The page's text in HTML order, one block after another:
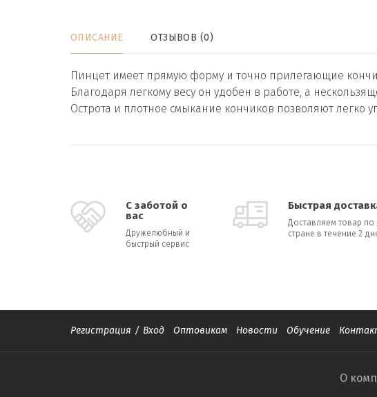
ОПИСАНИЕ ОТЗЫВОВ (0)
Пинцет имеет прямую форму и точно прилегающие
Благодаря легкому весу он удобен в работе, а
Острота и плотное смыкание кончиков позволяют
С заботой о
вас
Дружелюбный и
быстрый сервис
Быстрая
Доставляем товар по
стране в течение 2
Регистрация / Вход Оптовикам Новости Обучение
О